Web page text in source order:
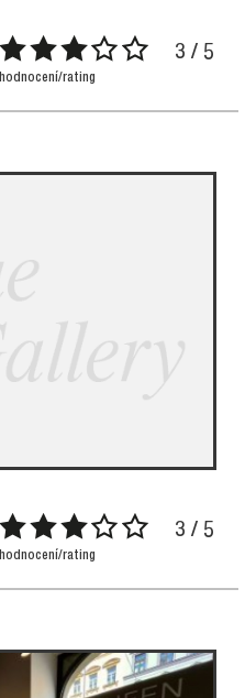
3 / 5
hodnocení/rating
3 / 5
hodnocení/rating